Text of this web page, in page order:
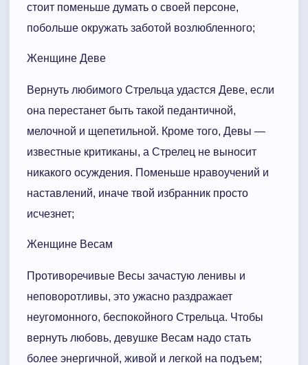
стоит поменьше думать о своей персоне,
побольше окружать заботой возлюбленного;
Женщине Деве
Вернуть любимого Стрельца удастся Деве, если
она перестанет быть такой педантичной,
мелочной и щепетильной. Кроме того, Девы —
известные критиканы, а Стрелец не выносит
никакого осуждения. Поменьше нравоучений и
наставлений, иначе твой избранник просто
исчезнет;
Женщине Весам
Противоречивые Весы зачастую ленивы и
неповоротливы, это ужасно раздражает
неугомонного, беспокойного Стрельца. Чтобы
вернуть любовь, девушке Весам надо стать
более энергичной, живой и легкой на подъем;